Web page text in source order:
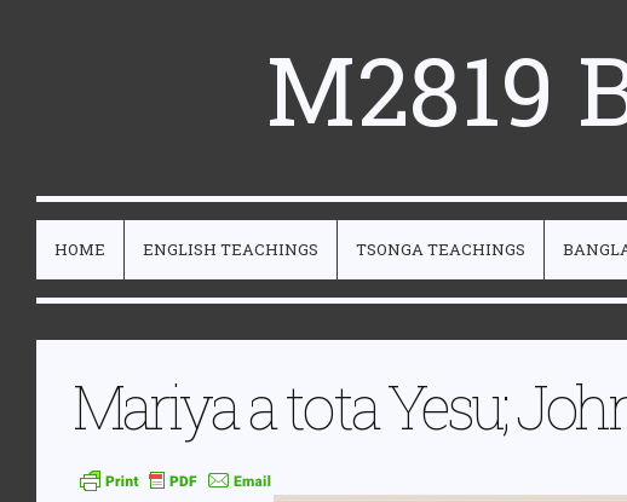
M2819
HOME ENGLISH TEACHINGS TSONGA TEACHINGS
Mariya a tota Yesu;